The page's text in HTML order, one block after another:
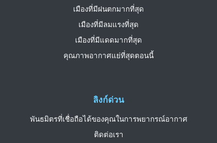
ลิงก์ด่วน
พันธมิตรที่เชื่อถือได้ของคุณในการพยากรณ์อากาศ
ติดต่อเรา
เมืองที่มีฝนตกมากที่สุด
เมืองที่มีลมแรงที่สุด
เมืองที่มีแดดมากที่สุด
คุณภาพอากาศแย่ที่สุดตอนนี้